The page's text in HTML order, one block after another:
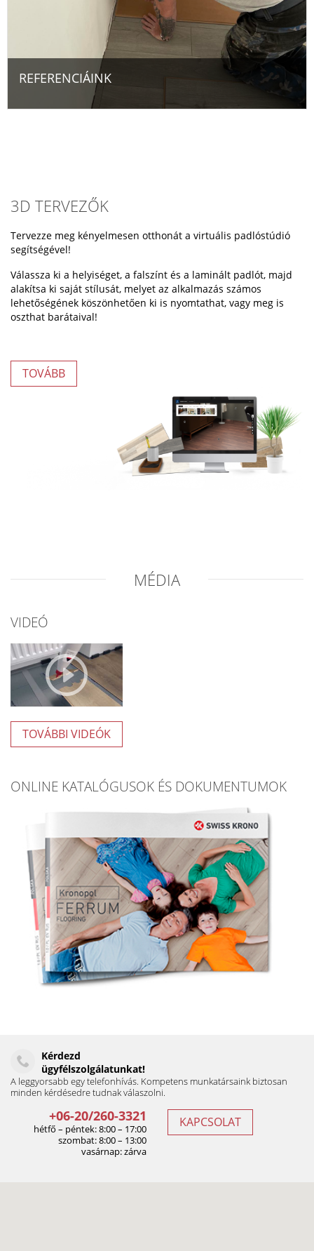
REFERENCIÁINK
3D TERVEZŐK
Tervezze meg kényelmesen otthonát a virtuális padlóstúdió
segítségével!
Válassza ki a helyiséget, a falszínt és a laminált padlót, majd
alakítsa ki saját stílusát, melyet az alkalmazás számos
lehetőségének köszönhetően ki is nyomtathat, vagy meg is
oszthat barátaival!
TOVÁBB
MÉDIA
VIDEÓ
TOVÁBBI VIDEÓK
ONLINE KATALÓGUSOK ÉS DOKUMENTUMOK
Kérdezd
ügyfélszolgálatunkat!
A leggyorsabb egy telefonhívás. Kompetens munkatársaink biztosan
minden kérdésedre tudnak válaszolni.
+06-20/260-3321
hétfő – péntek: 8:00 – 17:00
szombat: 8:00 – 13:00
vasárnap: zárva
KAPCSOLAT